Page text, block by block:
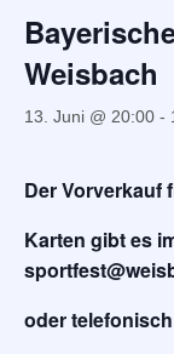
Weisbach
13. Juni @ 20:00 -
Der Vorverkauf
Karten gibt es
oder